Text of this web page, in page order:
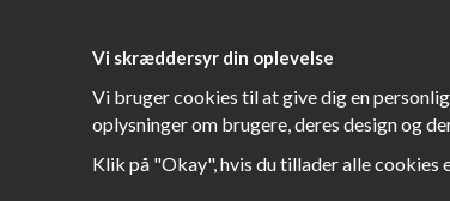
Vi skræddersyr din oplevelse
Vi bruger cookies til at give dig en
oplysninger om brugere, deres design og
Klik på "Okay", hvis du tillader alle